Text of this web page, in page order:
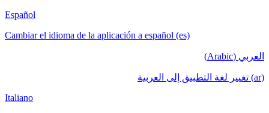
Español
Cambiar el idioma de la aplicación a español (es)
العربي (Arabic)
(ar) تغيير لغة التطبيق إلى العربية
Italiano